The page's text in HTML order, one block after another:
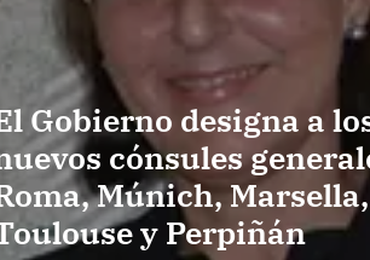
Gobierno designa a
cónsules
Múnich, Marsella,
y Perpiñán